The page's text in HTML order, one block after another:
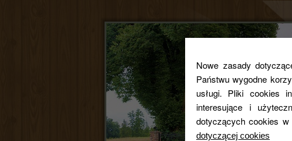
Nowe zasady
Państwu wygodne
usługi. Pliki cookies
interesujące i
dotyczących cookies w
dotyczącej cookies